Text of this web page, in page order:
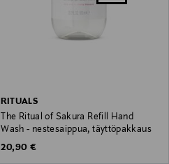
RITUALS
The Ritual of Sakura Refill Hand
Wash - nestesaippua, täyttöpakkaus
Original Price
20,90 €